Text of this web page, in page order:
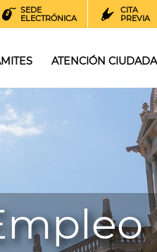
SEDE
ELECTRÓNICA
CITA
PREVIA
ATENCIÓN